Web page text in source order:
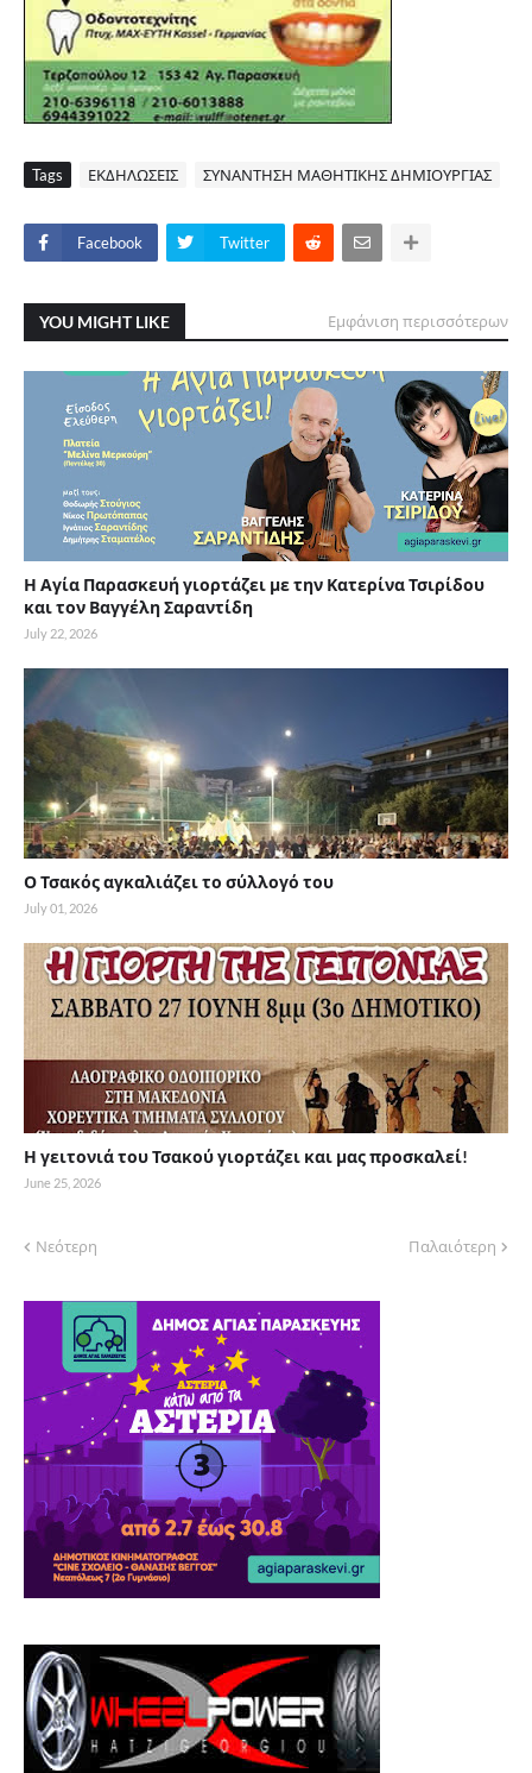
Tags ΕΚΔΗΛΩΣΕΙΣ ΣΥΝΑΝΤΗΣΗ ΜΑΘΗΤΙΚΗΣ ΔΗΜΙΟΥΡΓΙΑΣ
Facebook Twitter
YOU MIGHT LIKE Εμφάνιση περισσότερων
Η Αγία Παρασκευή γιορτάζει με την Κατερίνα Τσιρίδου
και τον Βαγγέλη Σαραντίδη
July 22, 2026
Ο Τσακός αγκαλιάζει το σύλλογό του
July 01, 2026
Η γειτονιά του Τσακού γιορτάζει και μας προσκαλεί!
June 25, 2026
Νεότερη Παλαιότερη